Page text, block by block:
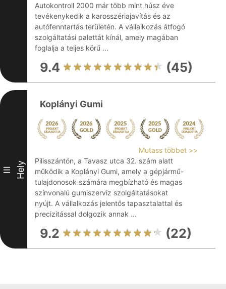
Autokontroll 2000 már több mint húsz éve
tevékenykedik a karosszériajavítás és az
autófenntartás területén. A vállalkozás átfogó
szolgáltatási palettát kínál, amely magában
foglalja a teljes körű ...
9.4 (45)
III Hely
Koplányi Gumi
Mutass többet >>
Pilisszántón, a Tavasz utca 32. szám alatt
működik a Koplányi Gumi, amely a gépjármű-
tulajdonosok számára megbízható és magas
színvonalú gumiszerviz szolgáltatásokat
nyújt. A vállalkozás jelentős tapasztalattal és
precizitással dolgozik annak ...
9.2 (22)